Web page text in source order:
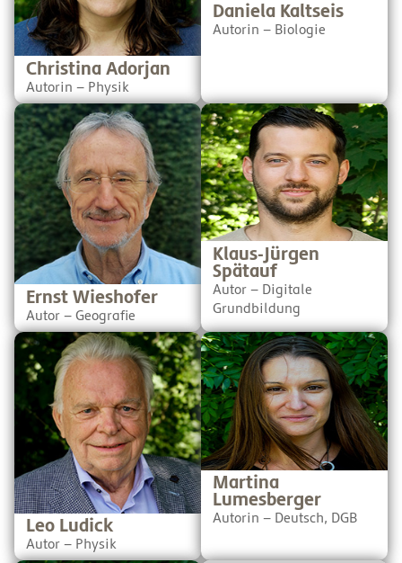
Welt der Moleküle und der
Kräfte auch jungen
Menschen näherzubringen.
Christina Adorjan
Autorin – Physik
Daniela Kaltseis
Autorin – Biologie
Ernst unterrichtete Geo-
grafie, Sport und Sport-
kunde am Sportgymnasium
HIB Saalfelden. Neben der
Geografie ist ihm als
langjähriger Sport-
koordinator die tägliche
Bewegung der Kinder ein
großes Anliegen. Der
Turnwurm in SchuBu ist ein
kleiner Schritt in diese
Richtung.
Ernst Wieshofer
Autor – Geografie
Klaus Jürgen Spätauf ist
studierter Mathematik- und
Geografielehrer mit
Leidenschaft für digitalen
Unterricht. Und sollten wir
jemals ein SchuBuch über
Fußball schreiben, ist er
definitiv unsere erste
Anlaufstelle.
Klaus-Jürgen
Spätauf
Autor – Digitale
Grundbildung
Leo ist pensionierter AHS-
Lehrer für Physik,
ehemaliger Fachdidaktiker
für Physik an der Johannes-
Kepler-Universität in Linz,
derzeit pädagogischer
Berater im Science Center
Welios in Wels. Wenn er
etwas erklärt, klingt alles
immer so interessant und
spannend - und vor allem
einfach.
Leo Ludick
Autor – Physik
Martina ist AHS-Lehrerin für
Deutsch und GSPB am BRG
Pichelmayergasse in Wien
und Autorin/Lektorin für
diese Fächer bei SchuBu.
Ihre Ideen, wie Unterricht
für alle interessant sein
kann, bereichern unsere
Bücher ungemein.
Martina
Lumesberger
Autorin – Deutsch, DGB